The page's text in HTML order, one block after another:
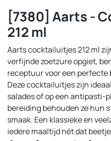
[7380] Aarts -
212 ml
Aarts cocktailuitjes 212 ml
verfijnde zoetzure opgiet,
receptuur voor een
Deze cocktailuitjes zijn
salades of op een antipasti-
bereiding behouden ze hun
smaak. Een klassieke en
iedere maaltijd nét dat